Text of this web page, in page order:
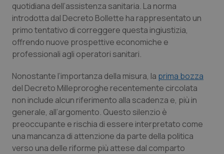
Molise
Piemonte
Provincia Autonoma di Trento
Puglia
Sardegna
Epatiti
HIV
Ipertensione & Scompenso
Malattie rare
Malattia di Crohn & Rettocolite Ulcerosa
quotidiana dell’assistenza sanitaria. La norma
introdotta dal Decreto Bollette ha rappresentato un
primo tentativo di correggere questa ingiustizia,
offrendo nuove prospettive economiche e
professionali agli operatori sanitari.
Nonostante l’importanza della misura, la prima bozza
del Decreto Milleproroghe recentemente circolata
non include alcun riferimento alla scadenza e, più in
generale, all’argomento. Questo silenzio è
preoccupante e rischia di essere interpretato come
una mancanza di attenzione da parte della politica
verso una delle riforme più attese dal comparto